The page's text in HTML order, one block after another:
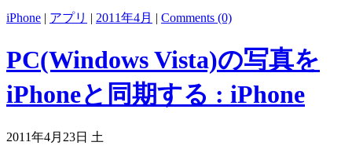
iPhone | アプリ | 2011年4月 | Comments (0)
PC(Windows Vista)の写真を
iPhoneと同期する : iPhone
2011年4月23日 土